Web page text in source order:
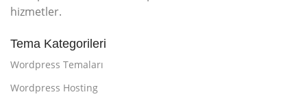
hizmetler.
Tema Kategorileri
Wordpress Temaları
Wordpress Hosting